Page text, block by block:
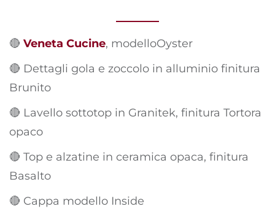
🔴 Veneta Cucine, modelloOyster
🔴 Dettagli gola e zoccolo in alluminio finitura
Brunito
🔴 Lavello sottotop in Granitek, finitura Tortora
opaco
🔴 Top e alzatine in ceramica opaca, finitura
Basalto
🔴 Cappa modello Inside